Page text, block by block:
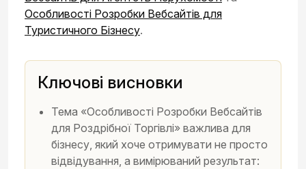
Особливості Розробки Вебсайтів для
Туристичного Бізнесу.
Ключові висновки
Тема «Особливості Розробки Вебсайтів
для Роздрібної Торгівлі» важлива для
бізнесу, який хоче отримувати не просто
відвідування, а вимірюваний результат: